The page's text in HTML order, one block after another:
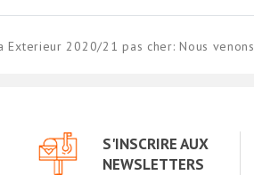
Exterieur 2020/21 pas cher: Nous
S'INSCRIRE AUX
NEWSLETTERS